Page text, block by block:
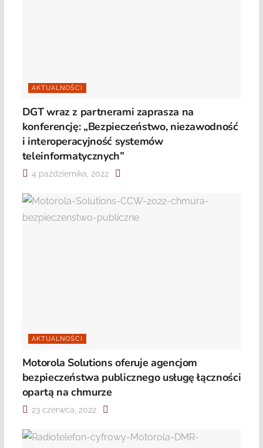
AKTUALNOŚCI
DGT wraz z partnerami zaprasza na
konferencję: „Bezpieczeństwo, niezawodność
i interoperacyjność systemów
teleinformatycznych”
4 października, 2022
AKTUALNOŚCI
Motorola Solutions oferuje agencjom
bezpieczeństwa publicznego usługę łączności
opartą na chmurze
23 czerwca, 2022